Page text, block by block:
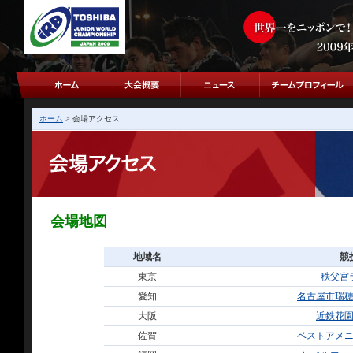
ホーム > 会場アクセス
会場地図
地域名
競
東京
秩父宮
愛知
名古屋市瑞
大阪
近鉄花
佐賀
ベストアメ